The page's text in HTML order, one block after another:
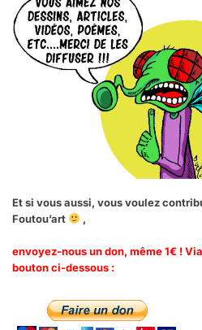
Et si vous aussi, vous voulez
Foutou’art
,
envoyez-nous un don, même 1€ !
bouton ci-dessous :